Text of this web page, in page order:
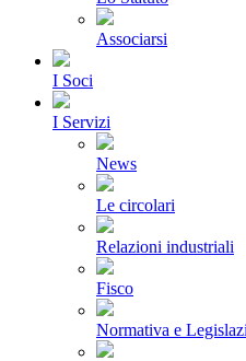
Associarsi
I Soci
I Servizi
News
Le circolari
Relazioni industriali
Fisco
Normativa e